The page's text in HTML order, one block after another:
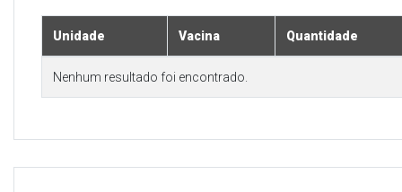
Unidade Vacina Quantidade
Nenhum resultado foi encontrado.